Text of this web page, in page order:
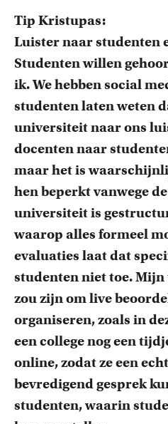
Tip Kristupas:
Luister naar studenten
Studenten willen
ik. We hebben social
studenten laten weten
universiteit naar ons
docenten naar
maar het is
hen beperkt vanwege
universiteit is
waarop alles formeel
evaluaties laat dat
studenten niet toe.
zou zijn om live
organiseren, zoals in
een college nog een
online, zodat ze een
bevredigend gesprek
studenten, waarin